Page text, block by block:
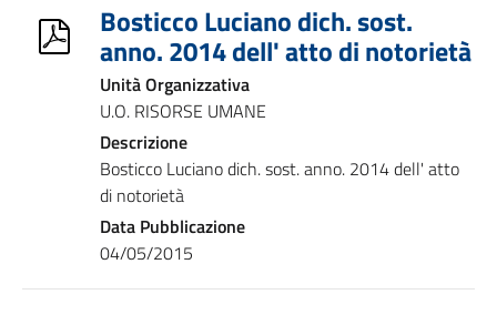
Bosticco Luciano dich. sost.
anno. 2014 dell' atto di notorietà
Unità Organizzativa
U.O. RISORSE UMANE
Descrizione
Bosticco Luciano dich. sost. anno. 2014 dell' atto
di notorietà
Data Pubblicazione
04/05/2015